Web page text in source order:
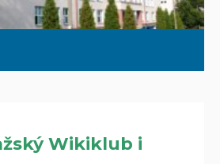
Wikiklub i